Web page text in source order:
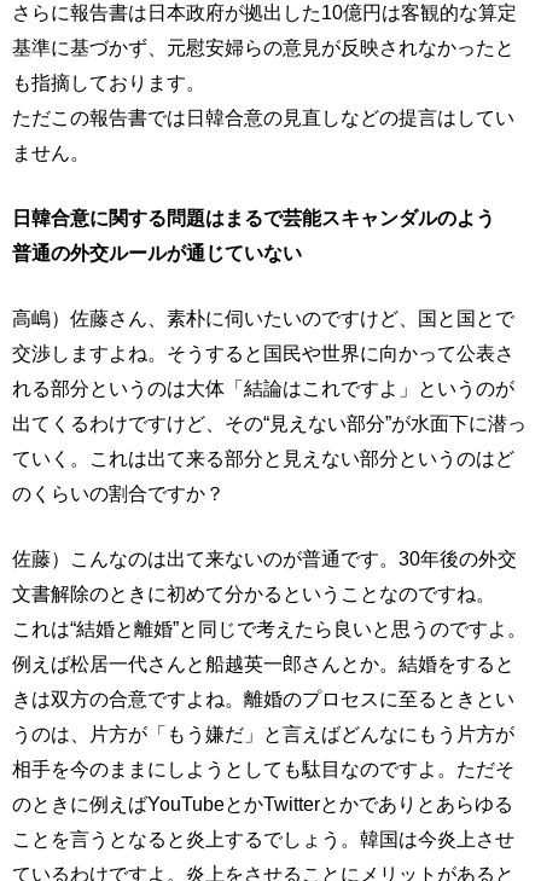
さらに報告書は日本政府が拠出した10億円は客観的な算定
基準に基づかず、元慰安婦らの意見が反映されなかったと
も指摘しております。
ただこの報告書では日韓合意の見直しなどの提言はしてい
ません。
日韓合意に関する問題はまるで芸能スキャンダルのよう
普通の外交ルールが通じていない
高嶋）佐藤さん、素朴に伺いたいのですけど、国と国とで
交渉しますよね。そうすると国民や世界に向かって公表さ
れる部分というのは大体「結論はこれですよ」というのが
出てくるわけですけど、その“見えない部分”が水面下に潜っ
ていく。これは出て来る部分と見えない部分というのはど
のくらいの割合ですか？
佐藤）こんなのは出て来ないのが普通です。30年後の外交
文書解除のときに初めて分かるということなのですね。
これは“結婚と離婚”と同じで考えたら良いと思うのですよ。
例えば松居一代さんと船越英一郎さんとか。結婚をすると
きは双方の合意ですよね。離婚のプロセスに至るときとい
うのは、片方が「もう嫌だ」と言えばどんなにもう片方が
相手を今のままにしようとしても駄目なのですよ。ただそ
のときに例えばYouTubeとかTwitterとかでありとあらゆる
ことを言うとなると炎上するでしょう。韓国は今炎上させ
ているわけですよ。炎上をさせることにメリットがあると